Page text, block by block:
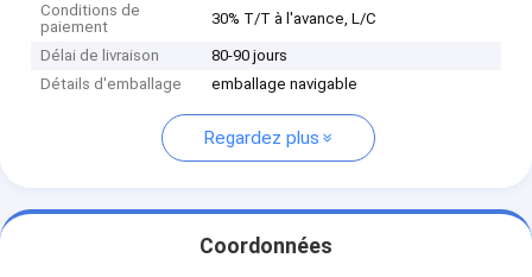
Conditions de
paiement
30% T/T à l'avance, L/C
Délai de livraison
80-90 jours
Détails d'emballage
emballage navigable
Regardez plus
Coordonnées